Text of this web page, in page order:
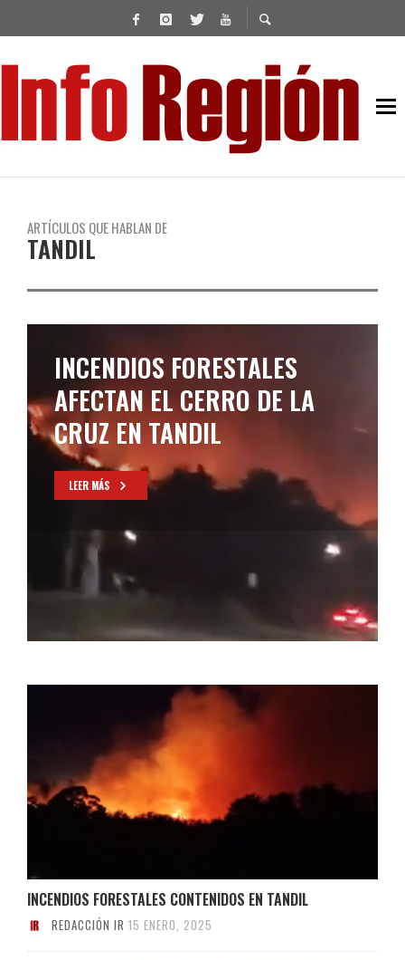
ARTÍCULOS QUE HABLAN DE
TANDIL
INCENDIOS FORESTALES
AFECTAN EL CERRO DE LA
CRUZ EN TANDIL
LEER MÁS
INCENDIOS FORESTALES CONTENIDOS EN TANDIL
REDACCIÓN IR 15 ENERO, 2025